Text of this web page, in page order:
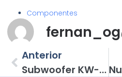
Componentes
Anterior
Subwoofer KW-12800XP De La Marca Mexicana Krack Audio, Ofrece Una Buena Relación Precio-Calidad